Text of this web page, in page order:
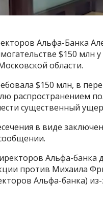
Альфа-Банка
$150 млн
области.
$150 млн, в
распространением
существенный
в виде
Альфа-
против Михаила
Альфа-банка)